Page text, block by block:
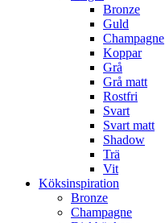
Bronze
Guld
Champagne
Koppar
Grå
Grå matt
Rostfri
Svart
Svart matt
Shadow
Trä
Vit
Köksinspiration
Bronze
Champagne